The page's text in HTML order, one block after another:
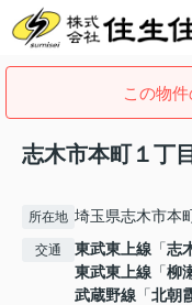
この物件
志木市本町１丁
所在地 埼玉県志木市本
交通 東武東上線 「志
東武東上線 「柳
武蔵野線 「北朝